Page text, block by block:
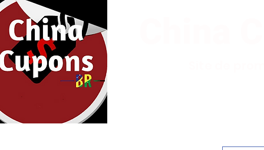
China